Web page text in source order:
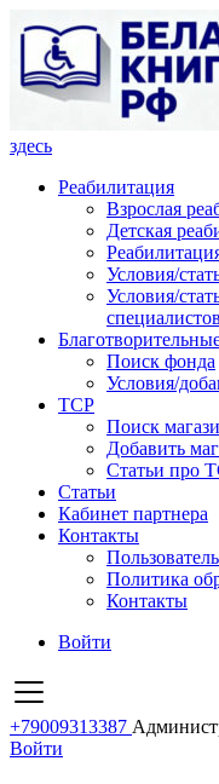
здесь
Реабилитация
Взрослая
Детская
Условия/
Условия/
Поиск фонда
Условия/
ТСР
Поиск
Добавить
Статьи про
Статьи
Кабинет партнера
Контакты
Политика
Контакты
Войти
+79009313387
Войти